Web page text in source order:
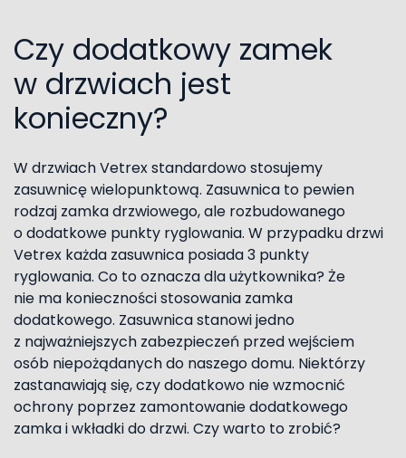
Czy dodatkowy zamek
w drzwiach jest
konieczny?
W drzwiach Vetrex standardowo stosujemy
zasuwnicę wielopunktową. Zasuwnica to pewien
rodzaj zamka drzwiowego, ale rozbudowanego
o dodatkowe punkty ryglowania. W przypadku drzwi
Vetrex każda zasuwnica posiada 3 punkty
ryglowania. Co to oznacza dla użytkownika? Że
nie ma konieczności stosowania zamka
dodatkowego. Zasuwnica stanowi jedno
z najważniejszych zabezpieczeń przed wejściem
osób niepożądanych do naszego domu. Niektórzy
zastanawiają się, czy dodatkowo nie wzmocnić
ochrony poprzez zamontowanie dodatkowego
zamka i wkładki do drzwi. Czy warto to zrobić?